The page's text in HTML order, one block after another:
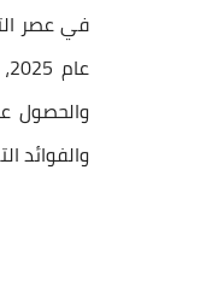
في عصر
عام 2025، تم إطلاق
والحصول
والفوائد